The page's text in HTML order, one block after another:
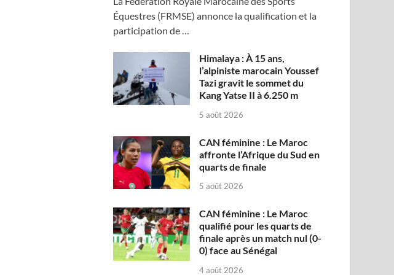
Équestres (FRMSE) annonce la qualification et la
participation de …
Himalaya : À 15 ans,
l’alpiniste marocain Youssef
Tazi gravit le sommet du
Kang Yatse II à 6.250 m
5 août 2026
CAN féminine : Le Maroc
affronte l’Afrique du Sud en
quarts de finale
5 août 2026
CAN féminine : Le Maroc
qualifié pour les quarts de
finale après un match nul (0-
0) face au Sénégal
4 août 2026